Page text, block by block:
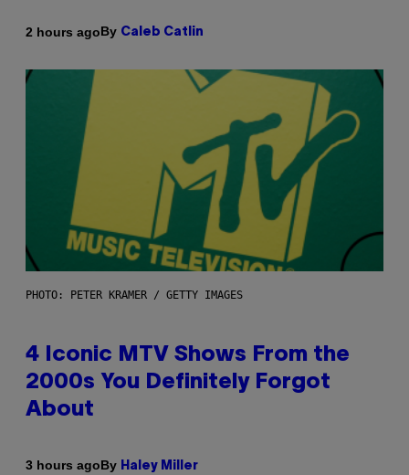
2 hours agoBy Caleb Catlin
PHOTO: PETER KRAMER / GETTY IMAGES
4 Iconic MTV Shows From the
2000s You Definitely Forgot
About
3 hours agoBy Haley Miller